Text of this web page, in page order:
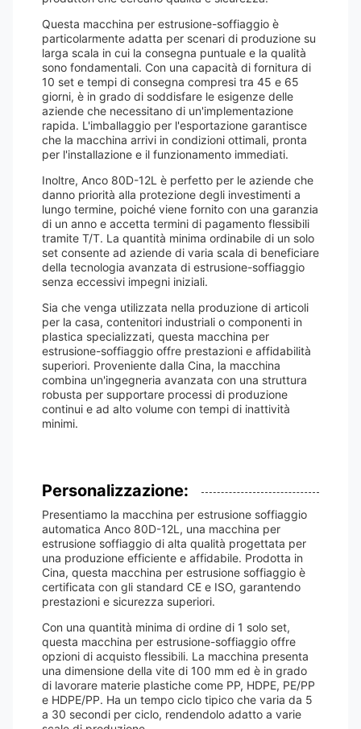
Questa macchina per estrusione-soffiaggio è
particolarmente adatta per scenari di produzione su
larga scala in cui la consegna puntuale e la qualità
sono fondamentali. Con una capacità di fornitura di
10 set e tempi di consegna compresi tra 45 e 65
giorni, è in grado di soddisfare le esigenze delle
aziende che necessitano di un'implementazione
rapida. L'imballaggio per l'esportazione garantisce
che la macchina arrivi in ​​condizioni ottimali, pronta
per l'installazione e il funzionamento immediati.
Inoltre, Anco 80D-12L è perfetto per le aziende che
danno priorità alla protezione degli investimenti a
lungo termine, poiché viene fornito con una garanzia
di un anno e accetta termini di pagamento flessibili
tramite T/T. La quantità minima ordinabile di un solo
set consente ad aziende di varia scala di beneficiare
della tecnologia avanzata di estrusione-soffiaggio
senza eccessivi impegni iniziali.
Sia che venga utilizzata nella produzione di articoli
per la casa, contenitori industriali o componenti in
plastica specializzati, questa macchina per
estrusione-soffiaggio offre prestazioni e affidabilità
superiori. Proveniente dalla Cina, la macchina
combina un'ingegneria avanzata con una struttura
robusta per supportare processi di produzione
continui e ad alto volume con tempi di inattività
minimi.
Personalizzazione:
Presentiamo la macchina per estrusione soffiaggio
automatica Anco 80D-12L, una macchina per
estrusione soffiaggio di alta qualità progettata per
una produzione efficiente e affidabile. Prodotta in
Cina, questa macchina per estrusione soffiaggio è
certificata con gli standard CE e ISO, garantendo
prestazioni e sicurezza superiori.
Con una quantità minima di ordine di 1 solo set,
questa macchina per estrusione-soffiaggio offre
opzioni di acquisto flessibili. La macchina presenta
una dimensione della vite di 100 mm ed è in grado
di lavorare materie plastiche come PP, HDPE, PE/PP
e HDPE/PP. Ha un tempo ciclo tipico che varia da 5
a 30 secondi per ciclo, rendendolo adatto a varie